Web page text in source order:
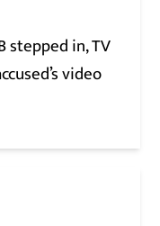
stepped in, TV
video